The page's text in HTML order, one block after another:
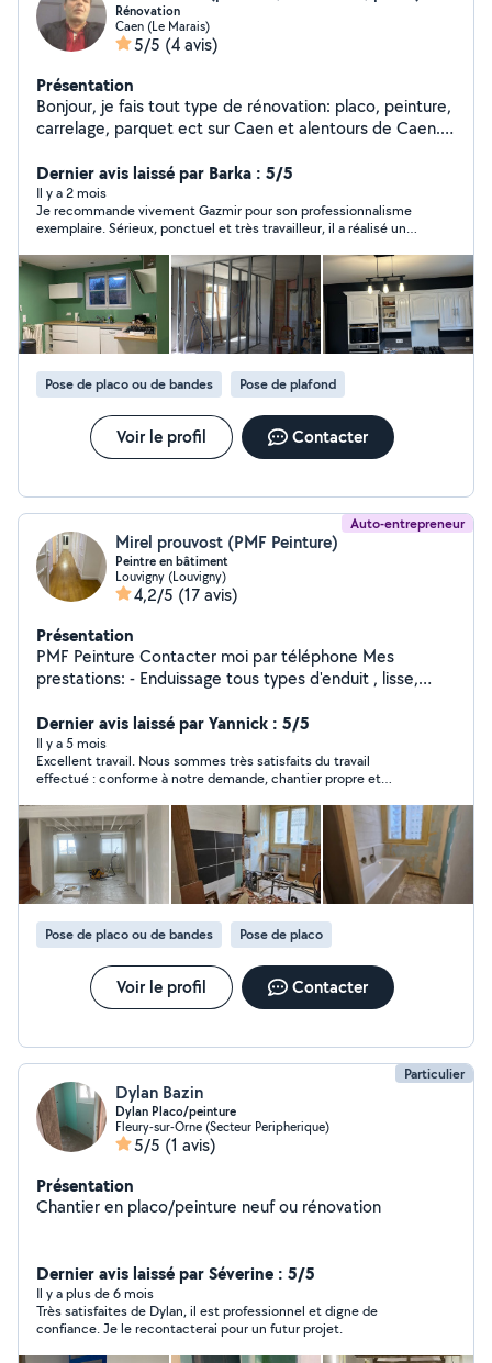
Rénovation
Caen (Le Marais)
5/5 (4 avis)
Présentation
Bonjour, je fais tout type de rénovation: placo, peinture,
carrelage, parquet ect sur Caen et alentours de Caen.
garantie un travail de qualité.
Dernier avis laissé par Barka : 5/5
Il y a 2 mois
Je recommande vivement Gazmir pour son professionnalisme
exemplaire. Sérieux, ponctuel et très travailleur, il a réalisé un
à la fin des travaux, ce qui est très appréciable. Gazmir est
également de très bon conseil et prend le temps d’expliquer
les meilleures solutions. Je suis entièrement satisfait de son
intervention et je vais d’ailleurs lui confier toute la rénovation
de ma maison en toute confiance. Un artisan fiable et
compétent que je recommande sans hésitation
Pose de placo ou de bandes
Pose de plafond
Voir le profil Contacter
Auto-entrepreneur
Mirel prouvost (PMF Peinture)
Peintre en bâtiment
Louvigny (Louvigny)
4,2/5 (17 avis)
Présentation
PMF Peinture Contacter moi par téléphone Mes
prestations: - Enduissage tous types d'enduit , lisse,
Papier tous raccords Toile de verre, papier de
rénovation Bande calicot , bandes armées Traitement
des fissures pose sols - parquet stratifié collé ou
clipsable -lino, dalles, - parquets massifs. - Ragréage . -
Autres prestations. J'interviens pour les particuliers,
entreprise, , locaux ,commerce hôtelier
Dernier avis laissé par Yannick : 5/5
Il y a 5 mois
Excellent travail. Nous sommes très satisfaits du travail
effectué : conforme à notre demande, chantier propre et
travail et votre professionnalisme. Nous recommandons PMF
Peinture ++++
Pose de placo ou de bandes Pose de placo
Voir le profil Contacter
Particulier
Dylan Bazin
Dylan Placo/peinture
Fleury-sur-Orne (Secteur Peripherique)
5/5 (1 avis)
Présentation
Chantier en placo/peinture neuf ou rénovation
Dernier avis laissé par Séverine : 5/5
Il y a plus de 6 mois
Très satisfaites de Dylan, il est professionnel et digne de
confiance. Je le recontacterai pour un futur projet.